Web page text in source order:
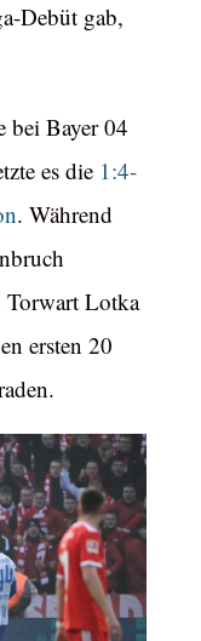
Debüt gab,
bei Bayer 04
es die 1:4-
. Während
Torwart Lotka
ersten 20